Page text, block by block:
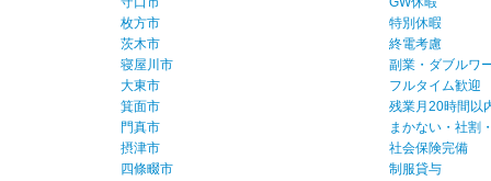
枚方市
茨木市
寝屋川市
大東市
箕面市
門真市
摂津市
四條畷市
特別休暇
終電考慮
副業・ダブルワ
フルタイム歓迎
残業月20時間以
まかない・社割
社会保険完備
制服貸与